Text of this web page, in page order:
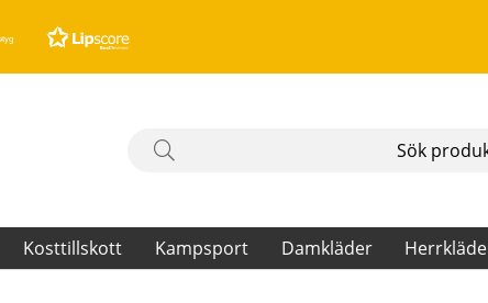
Kosttillskott Kampsport Damkläder